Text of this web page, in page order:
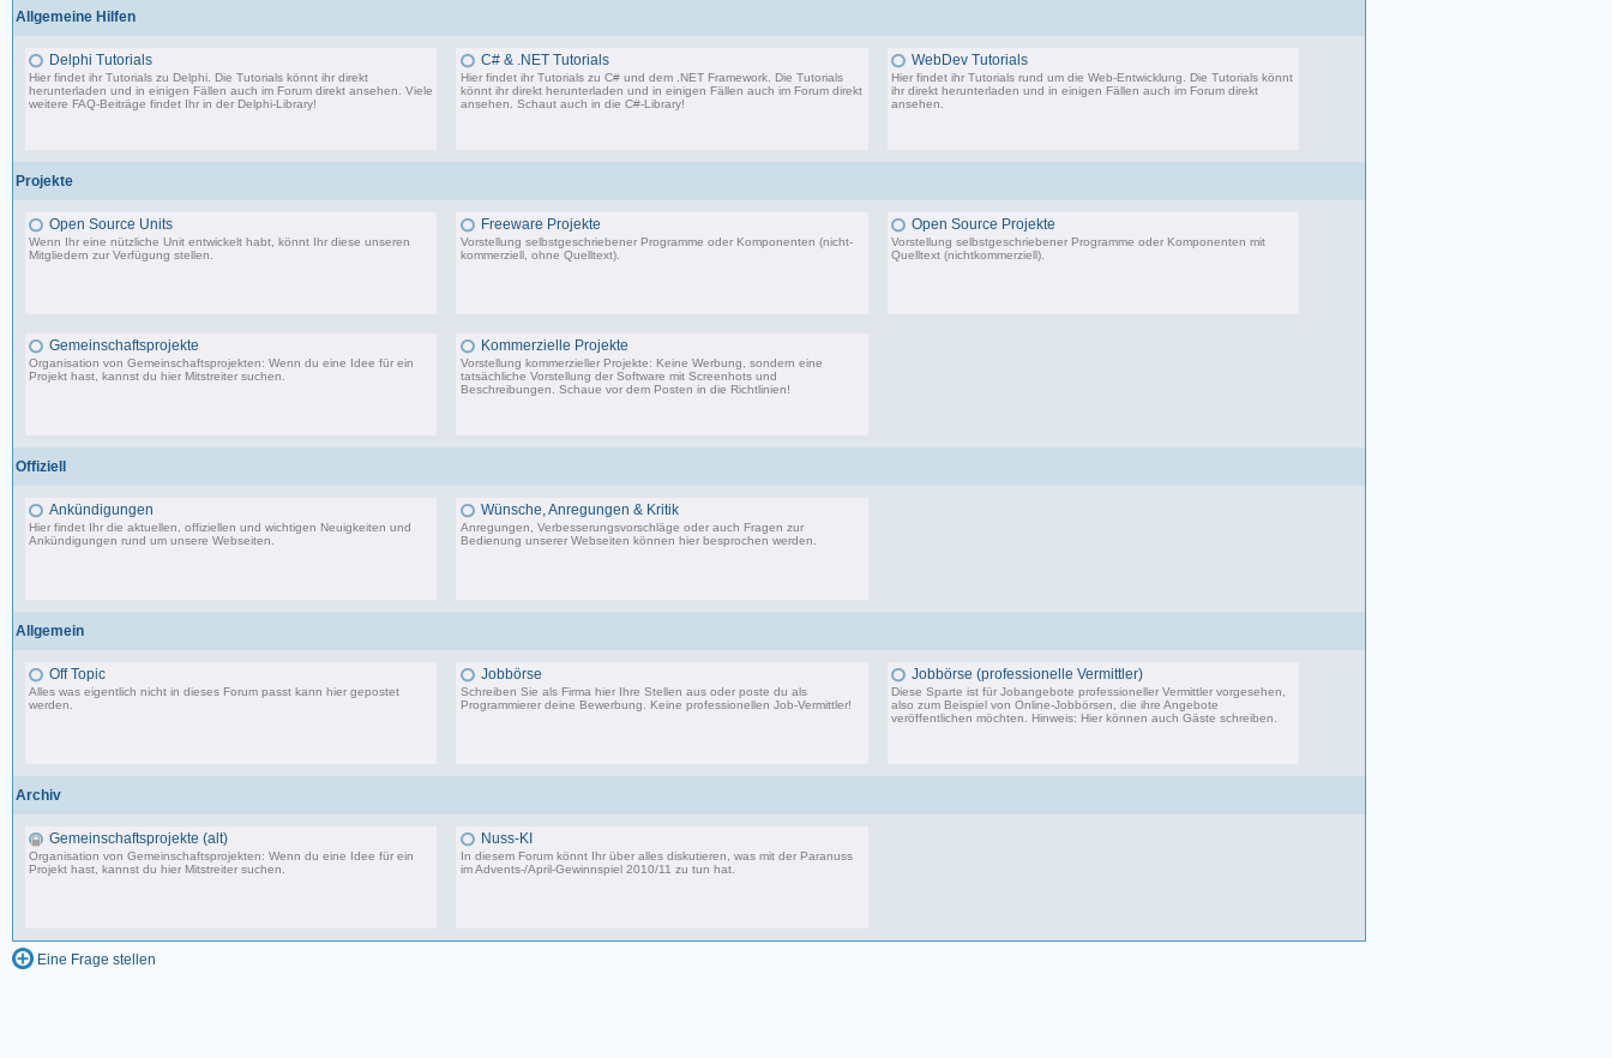
Allgemeine Hilfen
Delphi Tutorials
Hier findet ihr Tutorials zu Delphi. Die Tutorials könnt ihr direkt
herunterladen und in einigen Fällen auch im Forum direkt ansehen. Viele
weitere FAQ-Beiträge findet Ihr in der Delphi-Library!
C# & .NET Tutorials
Hier findet ihr Tutorials zu C# und dem .NET Framework. Die Tutorials
könnt ihr direkt herunterladen und in einigen Fällen auch im Forum direkt
ansehen. Schaut auch in die C#-Library!
WebDev Tutorials
Hier findet ihr Tutorials rund um die Web-Entwicklung. Die Tutorials könnt
ihr direkt herunterladen und in einigen Fällen auch im Forum direkt
ansehen.
Projekte
Open Source Units
Wenn Ihr eine nützliche Unit entwickelt habt, könnt Ihr diese unseren
Mitgliedern zur Verfügung stellen.
Freeware Projekte
Vorstellung selbstgeschriebener Programme oder Komponenten (nicht-
kommerziell, ohne Quelltext).
Open Source Projekte
Vorstellung selbstgeschriebener Programme oder Komponenten mit
Quelltext (nichtkommerziell).
Gemeinschaftsprojekte
Organisation von Gemeinschaftsprojekten: Wenn du eine Idee für ein
Projekt hast, kannst du hier Mitstreiter suchen.
Kommerzielle Projekte
Vorstellung kommerzieller Projekte: Keine Werbung, sondern eine
tatsächliche Vorstellung der Software mit Screenhots und
Beschreibungen. Schaue vor dem Posten in die Richtlinien!
Offiziell
Ankündigungen
Hier findet Ihr die aktuellen, offiziellen und wichtigen Neuigkeiten und
Ankündigungen rund um unsere Webseiten.
Wünsche, Anregungen & Kritik
Anregungen, Verbesserungsvorschläge oder auch Fragen zur
Bedienung unserer Webseiten können hier besprochen werden.
Allgemein
Off Topic
Alles was eigentlich nicht in dieses Forum passt kann hier gepostet
werden.
Jobbörse
Schreiben Sie als Firma hier Ihre Stellen aus oder poste du als
Programmierer deine Bewerbung. Keine professionellen Job-Vermittler!
Jobbörse (professionelle Vermittler)
Diese Sparte ist für Jobangebote professioneller Vermittler vorgesehen,
also zum Beispiel von Online-Jobbörsen, die ihre Angebote
veröffentlichen möchten. Hinweis: Hier können auch Gäste schreiben.
Archiv
Gemeinschaftsprojekte (alt)
Organisation von Gemeinschaftsprojekten: Wenn du eine Idee für ein
Projekt hast, kannst du hier Mitstreiter suchen.
Nuss-KI
In diesem Forum könnt Ihr über alles diskutieren, was mit der Paranuss
imAdvents-/April-Gewinnspiel 2010/11 zu tun hat.
Eine Frage stellen